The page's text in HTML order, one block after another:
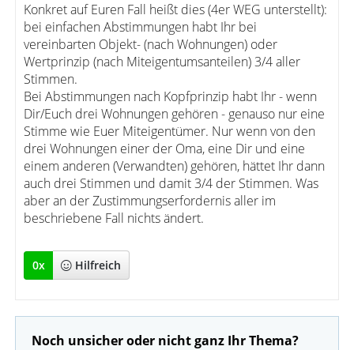
Konkret auf Euren Fall heißt dies (4er WEG unterstellt):
bei einfachen Abstimmungen habt Ihr bei
vereinbarten Objekt- (nach Wohnungen) oder
Wertprinzip (nach Miteigentumsanteilen) 3/4 aller
Stimmen.
Bei Abstimmungen nach Kopfprinzip habt Ihr - wenn
Dir/Euch drei Wohnungen gehören - genauso nur eine
Stimme wie Euer Miteigentümer. Nur wenn von den
drei Wohnungen einer der Oma, eine Dir und eine
einem anderen (Verwandten) gehören, hättet Ihr dann
auch drei Stimmen und damit 3/4 der Stimmen. Was
aber an der Zustimmungserfordernis aller im
beschriebene Fall nichts ändert.
0x Hilfreich
Noch unsicher oder nicht ganz Ihr Thema?